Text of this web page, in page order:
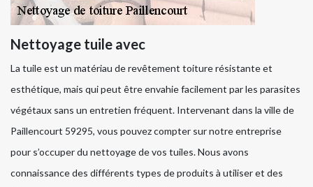
Nettoyage tuile avec
La tuile est un matériau de revêtement toiture résistante et
esthétique, mais qui peut être envahie facilement par les parasites
végétaux sans un entretien fréquent. Intervenant dans la ville de
Paillencourt 59295, vous pouvez compter sur notre entreprise
pour s’occuper du nettoyage de vos tuiles. Nous avons
connaissance des différents types de produits à utiliser et des